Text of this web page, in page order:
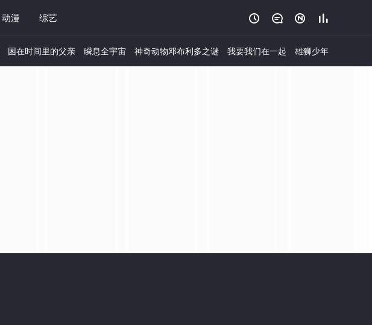
动漫 综艺    
困在时间里的父亲 瞬息全宇宙 神奇动物邓布利多之谜 我要我们在一起 雄狮少年